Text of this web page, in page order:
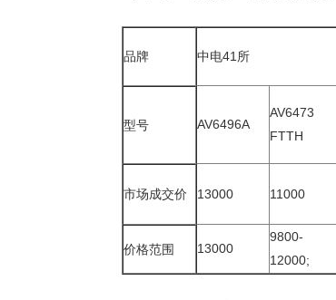
品牌 中电41所
型号 AV6496A
AV6473
FTTH
市场成交价 13000 11000
价格范围 13000
9800-
12000;